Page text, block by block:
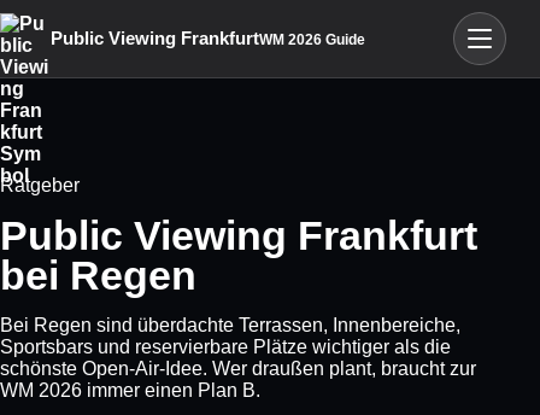
Public Viewing FrankfurtWM 2026 Guide
Menü
Ratgeber
Public Viewing Frankfurt
bei Regen
Bei Regen sind überdachte Terrassen, Innenbereiche,
Sportsbars und reservierbare Plätze wichtiger als die
schönste Open-Air-Idee. Wer draußen plant, braucht zur
WM 2026 immer einen Plan B.